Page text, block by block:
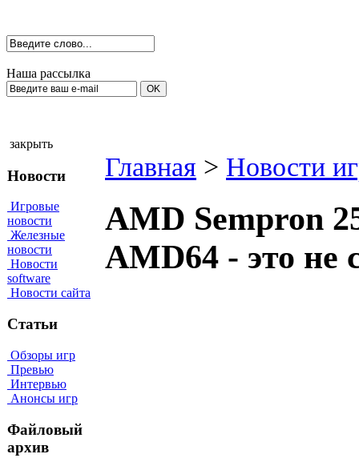
Наша рассылка
закрыть
Новости
Игровые
новости
Железные
новости
Новости
software
Новости сайта
Статьи
Обзоры игр
Превью
Интервью
Анонсы игр
Файловый
архив
Главная > Новости
AMD Sempron
AMD64 - это не